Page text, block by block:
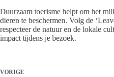
Duurzaam toerisme helpt om het
dieren te beschermen. Volg de
respecteer de natuur en de lokale
impact tijdens je bezoek.
VORIGE